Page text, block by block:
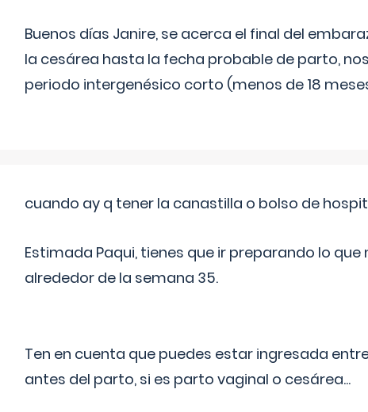
Buenos días Janire, se acerca el final del
la cesárea hasta la fecha probable de parto,
periodo intergenésico corto (menos de 18
cuando ay q tener la canastilla o bolso de
Estimada Paqui, tienes que ir preparando lo
alrededor de la semana 35.
Ten en cuenta que puedes estar ingresada
antes del parto, si es parto vaginal o cesárea...